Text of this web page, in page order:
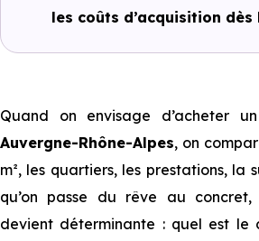
les coûts d’acquisition
Quand on envisage d’acheter
Auvergne-Rhône-Alpes, on
m², les quartiers, les prestations, la
qu’on passe du rêve au
devient déterminante : quel est le